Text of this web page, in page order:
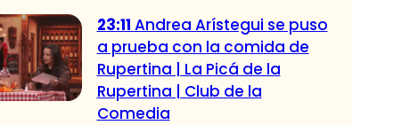
23:11 Andrea Arístegui se puso
a prueba con la comida de
Rupertina | La Picá de la
Rupertina | Club de la
Comedia